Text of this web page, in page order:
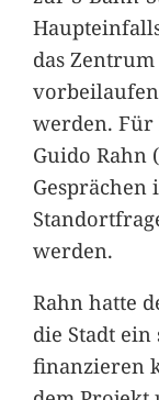
das
werden. Für
Guido Rahn
Gesprächen
werden.
Rahn hatte
die Stadt
finanzieren